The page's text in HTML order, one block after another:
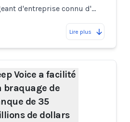
d'entreprise connu d'…
Lire plus
Voice a facilité
braquage de
de 35
de dollars